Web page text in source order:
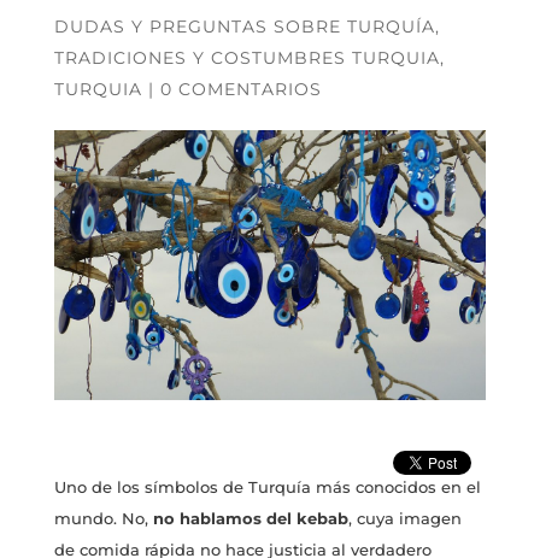
DUDAS Y PREGUNTAS SOBRE TURQUÍA,
TRADICIONES Y COSTUMBRES TURQUIA,
TURQUIA | 0 COMENTARIOS
Uno de los símbolos de Turquía más conocidos en el
mundo. No, no hablamos del kebab, cuya imagen
de comida rápida no hace justicia al verdadero